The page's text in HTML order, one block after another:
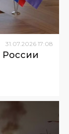
31.07.2026 17:08
России